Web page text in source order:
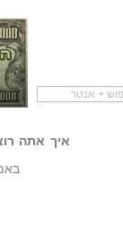
שיווק שותפים
איך אתה